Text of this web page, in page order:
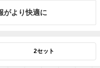
がより快適に
2セット